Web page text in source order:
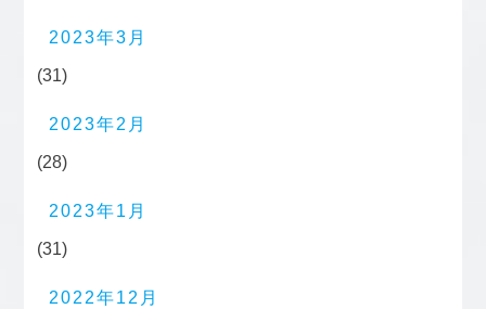
2023年3月
(31)
2023年2月
(28)
2023年1月
(31)
2022年12月